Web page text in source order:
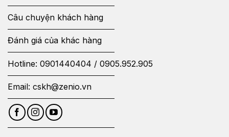
Câu chuyện khách hàng
Đánh giá của khác hàng
Hotline: 0901440404 / 0905.952.905
Email: cskh@zenio.vn